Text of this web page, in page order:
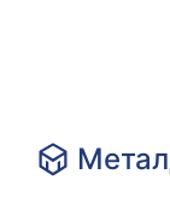
Метал